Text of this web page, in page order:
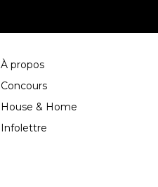
À propos
Concours
House & Home
Infolettre